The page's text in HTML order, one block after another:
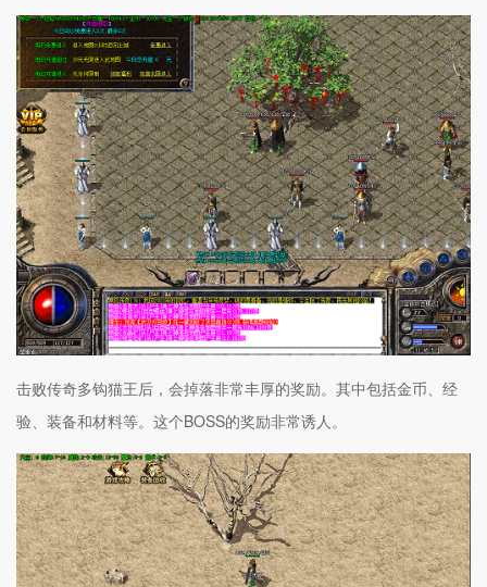
击败传奇多钩猫王后，会掉落非常丰厚的奖励。其中包括金币、经
验、装备和材料等。这个BOSS的奖励非常诱人。